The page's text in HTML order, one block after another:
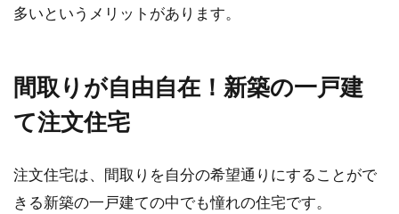
多いというメリットがあります。
間取りが自由自在！新築の一戸建
て注文住宅
注文住宅は、間取りを自分の希望通りにすることがで
きる新築の一戸建ての中でも憧れの住宅です。